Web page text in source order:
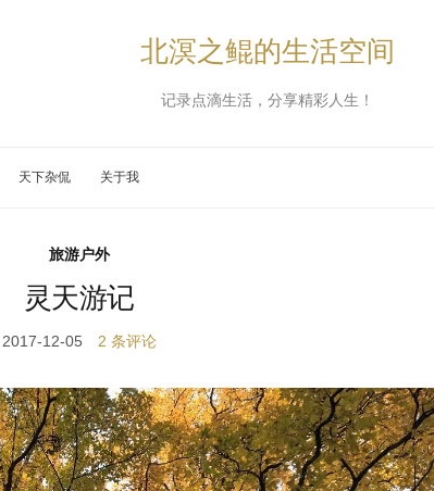
北溟之鲲的生活空间
记录点滴生活，分享精彩人生！
天下杂侃 关于我
旅游户外
灵天游记
2017-12-05 2 条评论